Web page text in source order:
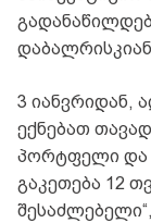
3 იანვრიდან,
ექნებათ
პორტფელი და
გაკეთება 12